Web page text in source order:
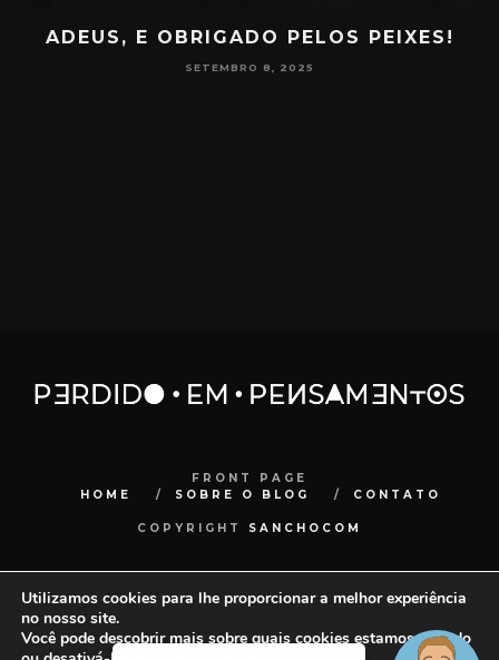
ADEUS, E OBRIGADO PELOS PEIXES!
SETEMBRO 8, 2025
FRONT PAGE
HOME
SOBRE O BLOG CONTATO
COPYRIGHT SANCHOCOM
Utilizamos cookies para lhe proporcionar a melhor experiência
no nosso site.
Você pode descobrir mais sobre quais cookies estamos usando